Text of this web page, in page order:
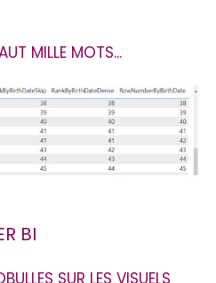
MILLE MOTS...
BI
SUR LES VISUELS